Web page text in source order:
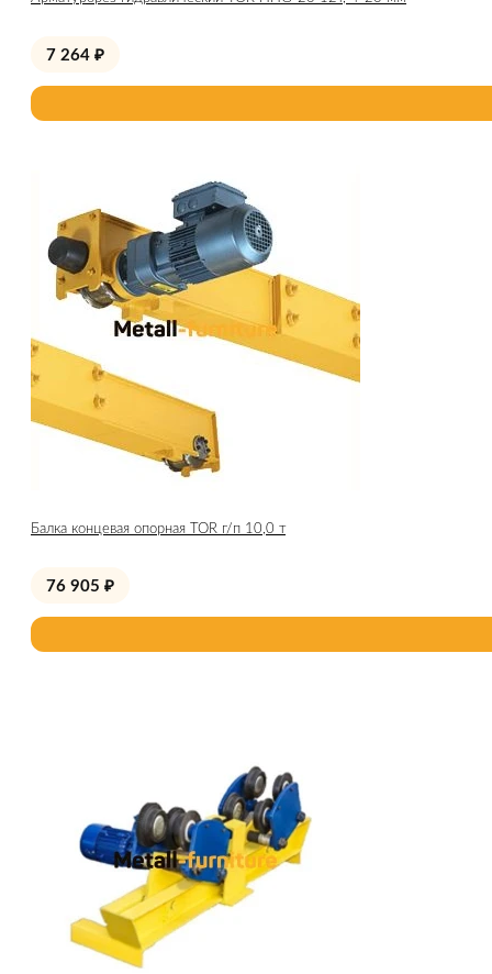
7 264 ₽
Балка концевая опорная TOR г/п 10,0 т
76 905 ₽